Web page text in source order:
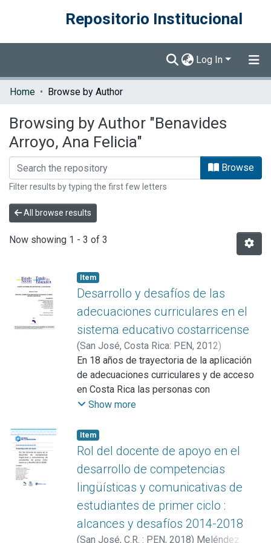
Repositorio Institucional
Log In
Communities & Collections
Home Browse by Author
Browsing by Author "Benavides
Arroyo, Ana Felicia"
Browse
Filter results by typing the first few letters
All browse results
Now showing 1 - 3 of 3
Item
Desarrollo y desafíos de las
adecuaciones curriculares en el
sistema educativo costarricense
(San José, Costa Rica: PEN, 2012)
Meléndez Rodríguez, Lady;Aragón Durán,
Melania;Benavides Arroyo, Ana Felicia;
Fuentes Mora, Evelyn;Hernández Sanabria,
Evelyn;Madriz Bermúdez, Linda
Jorge
En 18 años de trayectoria de la aplicación
de adecuaciones curriculares y de acceso
en Costa Rica las personas con
necesidades especiales, en su condición
éxitos como fracasos. Mientras que, de los
docentes a cargo de la implementación de
dichas adecuaciones, algunos manifiestan
desconocimiento sobre cómo llevarlas a
cabo, cansancio, frustración y otros
reconocen que de no haberse instituido
probablemente sus beneficiarios no habrían
alcanzado el nivel de vida del que hoy
Show more
Item
Rol del docente de apoyo en el
desarrollo de competencias
lingüísticas y comunicativas de
estudiantes de primer ciclo :
alcances y desafíos 2014-2018
(San José, C.R. : PEN, 2018) Meléndez